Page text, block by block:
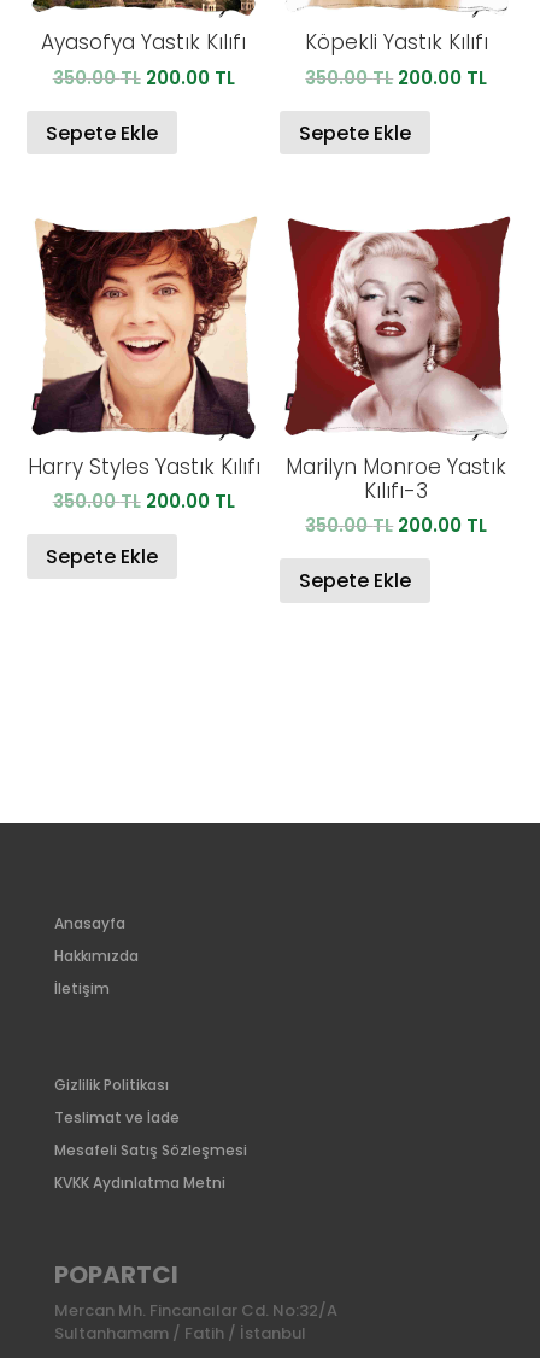
Ayasofya Yastık Kılıfı
350.00TL Orijinal
350.00 TL.
200.00 TLŞu
200.00 TL.
Sepete Ekle
Köpekli Yastık Kılıfı
350.00TL Orijinal
350.00 TL.
200.00 TLŞu
Sepete Ekle
Harry Styles Yastık Kılıfı
350.00TL Orijinal
350.00 TL.
200.00 TLŞu
fiyat:
200.00 TL.
Sepete Ekle
Marilyn Monroe Yastık
Kılıfı-3
350.00TL Orijinal
350.00 TL.
200.00 TLŞu
Sepete Ekle
Anasayfa
Hakkımızda
İletişim
Gizlilik Politikası
Teslimat ve İade
Mesafeli Satış Sözleşmesi
KVKK Aydınlatma Metni
POPARTCI
Mercan Mh. Fincancılar Cd. No:32/A
Sultanhamam / Fatih / İstanbul